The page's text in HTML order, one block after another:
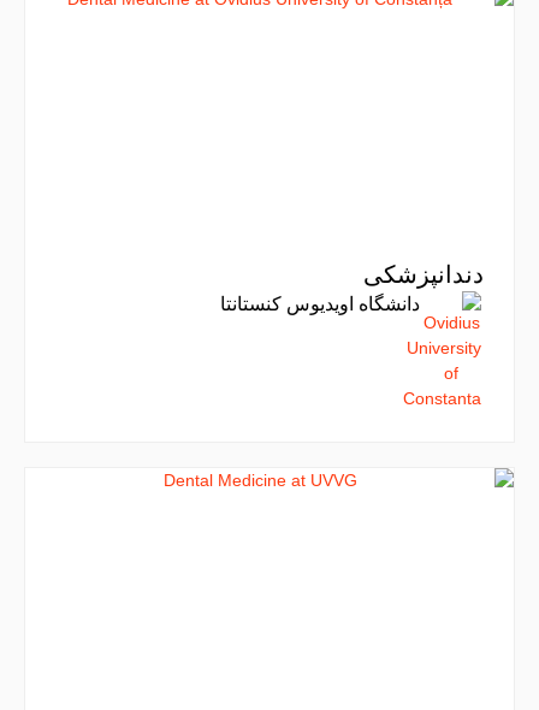
دندانپزشکی
دانشگاه اویدیوس کنستانتا